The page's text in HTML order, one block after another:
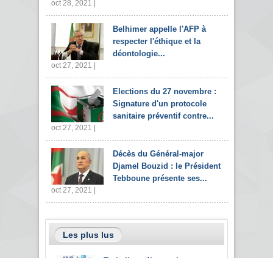
oct 28, 2021 |
Belhimer appelle l'AFP à
respecter l'éthique et la
déontologie...
oct 27, 2021 |
Elections du 27 novembre :
Signature d'un protocole
sanitaire préventif contre...
oct 27, 2021 |
Décès du Général-major
Djamel Bouzid : le Président
Tebboune présente ses...
oct 27, 2021 |
Les plus lus